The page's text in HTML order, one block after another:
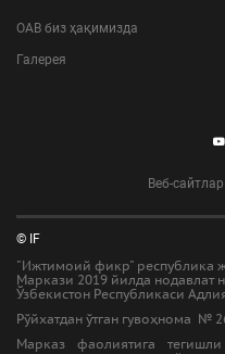
ОАВ биз ҳақимизда
Галерея
Веб-
© IF
"Ижтимоий фикр" республика
Маркази 2019 йилда нодавлат
Ўзбекистон Республикаси
Рўйхатдан ўтган гувоҳнома №
Марказ фаолиятига